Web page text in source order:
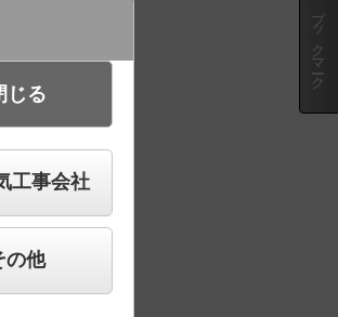
調光・リモ
ブックマーク
工事会社
の他
じる